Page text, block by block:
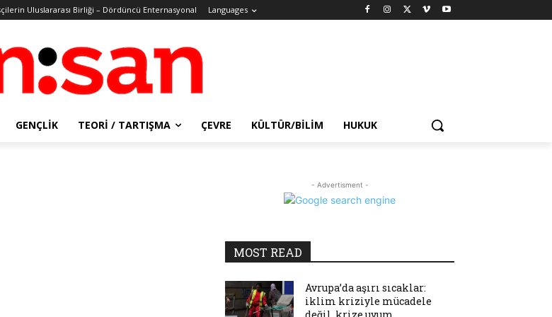
Uluslararası Birliği – Dördüncü Enternasyonal Languages
GENÇLIK TEORI / TARTIŞMA ÇEVRE KÜLTÜR/BILIM HUKUK
- Advertisment -
MOST READ
Avrupa’da aşırı sıcaklar:
iklim kriziyle mücadele